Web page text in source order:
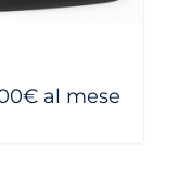
al mese